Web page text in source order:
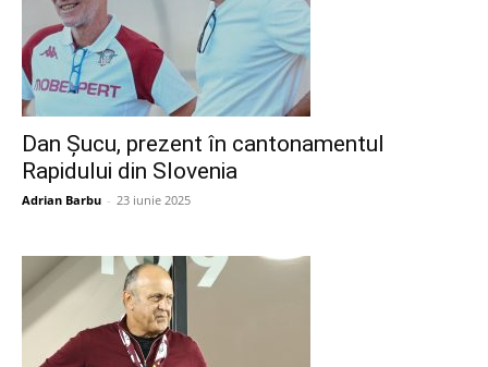
Dan Șucu, prezent în cantonamentul
Rapidului din Slovenia
Adrian Barbu - 23 iunie 2025